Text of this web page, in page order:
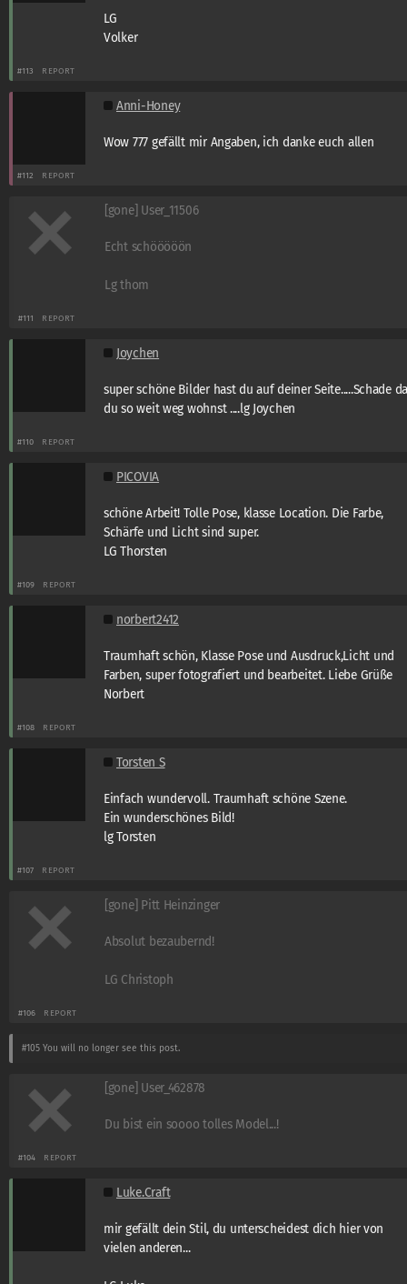
LG
Volker
#113 REPORT
Anni-Honey
Wow 777 gefällt mir Angaben, ich danke euch allen
#112 REPORT
[gone] User_11506
Echt schööööön
Lg thom
#111 REPORT
Joychen
super schöne Bilder hast du auf deiner Seite.....Schade
du so weit weg wohnst ....lg Joychen
#110 REPORT
PICOVIA
schöne Arbeit! Tolle Pose, klasse Location. Die Farbe,
Schärfe und Licht sind super.
LG Thorsten
#109 REPORT
norbert2412
Traumhaft schön, Klasse Pose und Ausdruck,Licht und
Farben, super fotografiert und bearbeitet. Liebe Grüße
Norbert
#108 REPORT
Torsten S
Einfach wundervoll. Traumhaft schöne Szene.
Ein wunderschönes Bild!
lg Torsten
#107 REPORT
[gone] Pitt Heinzinger
Absolut bezaubernd!
LG Christoph
#106 REPORT
#105 You will no longer see this post.
[gone] User_462878
Du bist ein soooo tolles Model...!
#104 REPORT
Luke.Craft
mir gefällt dein Stil, du unterscheidest dich hier von
vielen anderen...